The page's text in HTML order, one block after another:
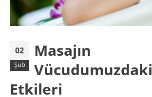
02
Şub
Masajın
Vücudumuzdaki
Etkileri